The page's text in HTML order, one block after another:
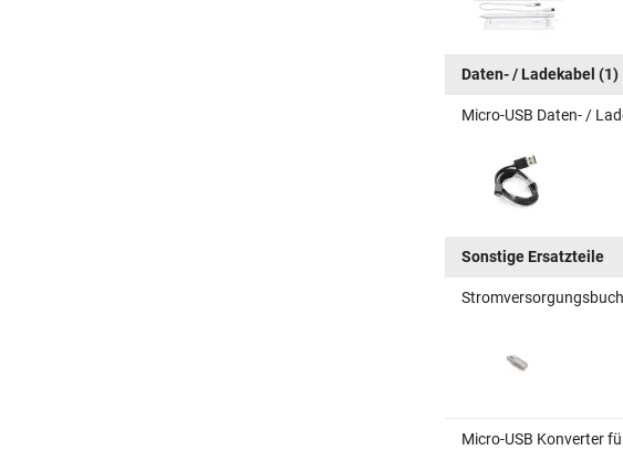
Daten- / Ladekabel (1)
Micro-USB Daten- /
Sonstige Ersatzteile
Micro-USB Konverter